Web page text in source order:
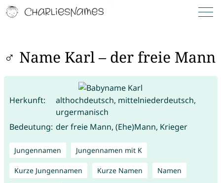
♂ Name Karl – der freie Mann
Herkunft:
althochdeutsch, mittelniederdeutsch,
urgermanisch
Bedeutung: der freie Mann, (Ehe)Mann, Krieger
Jungennamen Jungennamen mit K
Kurze Jungennamen Kurze Namen Namen